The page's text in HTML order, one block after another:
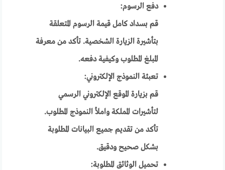
دفع الرسوم:
قم بسداد كامل قيمة الرسوم المتعلقة
بتأشيرة الزيارة الشخصية. تأكد من معرفة
المبلغ المطلوب وكيفية دفعه.
تعبئة النموذج الإلكتروني:
قم بزيارة الموقع الإلكتروني الرسمي
لتأشيرات المملكة واملأ النموذج المطلوب.
تأكد من تقديم جميع البيانات المطلوبة
بشكل صحيح ودقيق.
تحميل الوثائق المطلوبة: